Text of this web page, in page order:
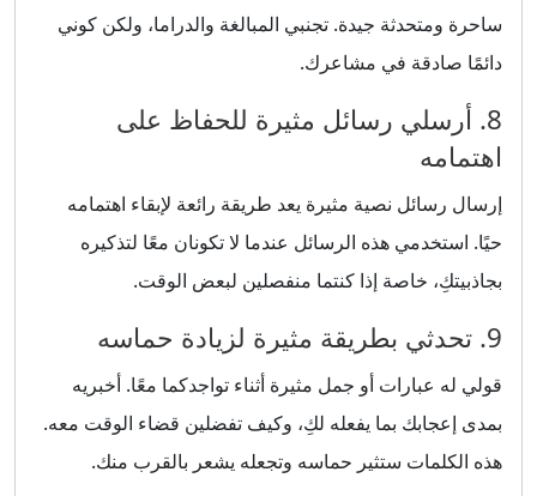
ساحرة ومتحدثة جيدة. تجنبي المبالغة والدراما، ولكن كوني
دائمًا صادقة في مشاعرك.
8. أرسلي رسائل مثيرة للحفاظ على
اهتمامه
إرسال رسائل نصية مثيرة يعد طريقة رائعة لإبقاء اهتمامه
حيًا. استخدمي هذه الرسائل عندما لا تكونان معًا لتذكيره
بجاذبيتكِ، خاصة إذا كنتما منفصلين لبعض الوقت.
9. تحدثي بطريقة مثيرة لزيادة حماسه
قولي له عبارات أو جمل مثيرة أثناء تواجدكما معًا. أخبريه
بمدى إعجابك بما يفعله لكِ، وكيف تفضلين قضاء الوقت معه.
هذه الكلمات ستثير حماسه وتجعله يشعر بالقرب منك.